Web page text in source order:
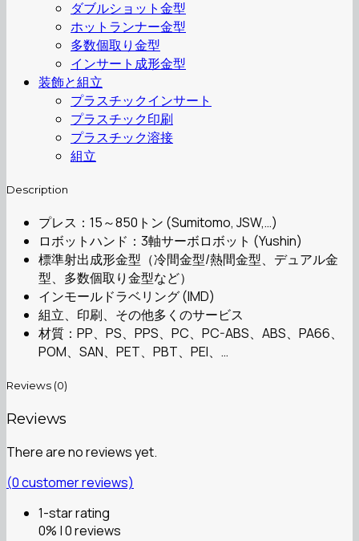
ダブルショット金型
ホットランナー金型
多数個取り金型
インサート成形金型
装飾と組立
プラスチックインサート
プラスチック印刷
プラスチック溶接
組立
Description
プレス：15～850トン (Sumitomo, JSW,…)
ロボットハンド：3軸サーボロボット (Yushin)
標準射出成形金型（冷間金型/熱間金型、デュアル金
型、多数個取り金型など）
インモールドラベリング (IMD)
組立、印刷、その他多くのサービス
材質：PP、PS、PPS、PC、PC-ABS、ABS、PA66、
POM、SAN、PET、PBT、PEI、…
Reviews (0)
Reviews
There are no reviews yet.
(0customer reviews)
1-star rating
0% | 0 reviews